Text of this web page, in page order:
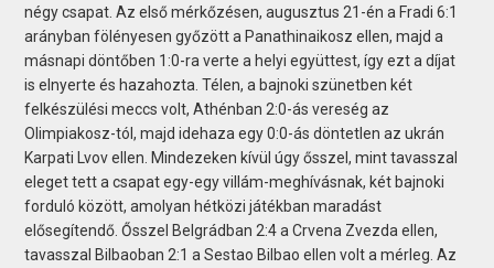
négy csapat. Az első mérkőzésen, augusztus 21-én a Fradi 6:1
arányban fölényesen győzött a Panathinaikosz ellen, majd a
másnapi döntőben 1:0-ra verte a helyi együttest, így ezt a díjat
is elnyerte és hazahozta. Télen, a bajnoki szünetben két
felkészülési meccs volt, Athénban 2:0-ás vereség az
Olimpiakosz-tól, majd idehaza egy 0:0-ás döntetlen az ukrán
Karpati Lvov ellen. Mindezeken kívül úgy ősszel, mint tavasszal
eleget tett a csapat egy-egy villám-meghívásnak, két bajnoki
forduló között, amolyan hétközi játékban maradást
elősegítendő. Ősszel Belgrádban 2:4 a Crvena Zvezda ellen,
tavasszal Bilbaoban 2:1 a Sestao Bilbao ellen volt a mérleg. Az